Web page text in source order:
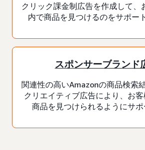
クリック課金制広告を作成して、
内で商品を見つけるのをサポー
スポンサーブランド
関連性の高いAmazonの商品検索
クリエイティブ広告により、お
商品を見つけられるようにサポ